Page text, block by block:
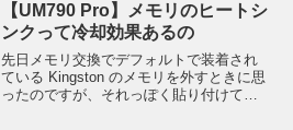
【UM790 Pro】メモリのヒートシ
ンクって冷却効果あるの
先日メモリ交換でデフォルトで装着され
ている Kingston のメモリを外すときに思
ったのですが、それっぽく貼り付けてあ